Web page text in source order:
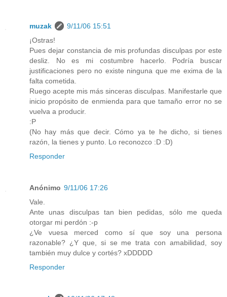
muzak
9/11/06 15:51
¡Ostras!
Pues dejar constancia de mis profundas disculpas por este
desliz. No es mi costumbre hacerlo. Podría buscar
justificaciones pero no existe ninguna que me exima de la
falta cometida.
Ruego acepte mis más sinceras disculpas. Manifestarle que
inicio propósito de enmienda para que tamaño error no se
vuelva a producir.
:P
(No hay más que decir. Cómo ya te he dicho, si tienes
razón, la tienes y punto. Lo reconozco :D :D)
Responder
Anónimo 9/11/06 17:26
Vale.
Ante unas disculpas tan bien pedidas, sólo me queda
otorgar mi perdón :-p
¿Ve vuesa merced como sí que soy una persona
razonable? ¿Y que, si se me trata con amabilidad, soy
también muy dulce y cortés? xDDDDD
Responder